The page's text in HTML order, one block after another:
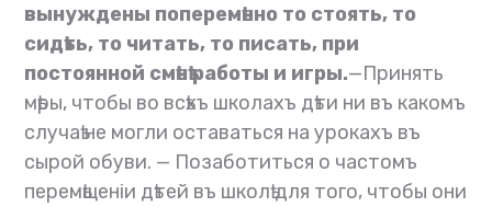
вынуждены поперемѣнно то стоять, то
сидѣть, то читать, то писать, при
постоянной смѣнѣ работы и игры.—Принять
мѣры, чтобы во всѣхъ школахъ дѣти ни въ какомъ
случаѣ не могли оставаться на урокахъ въ
сырой обуви. — Позаботиться о частомъ
перемѣщеніи дѣтей въ школѣ для того, чтобы они